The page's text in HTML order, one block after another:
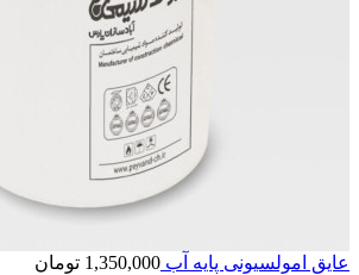
عایق امولسیونی پایه آب 1,350,000 تومان